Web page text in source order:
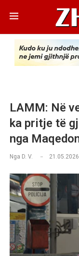
LAMM: Në
ka pritje të
nga
Nga D. V.